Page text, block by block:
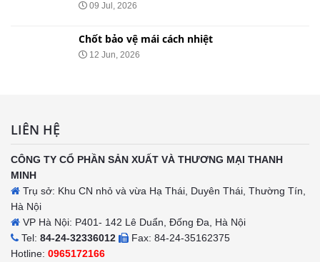
09 Jul, 2026
Chốt bảo vệ mái cách nhiệt
12 Jun, 2026
LIÊN HỆ
CÔNG TY CỔ PHẦN SẢN XUẤT VÀ THƯƠNG MẠI THANH
MINH
Trụ sở: Khu CN nhỏ và vừa Hạ Thái, Duyên Thái, Thường Tín,
Hà Nội
VP Hà Nội: P401- 142 Lê Duẩn, Đống Đa, Hà Nội
Tel: 84-24-32336012
Fax: 84-24-35162375
Hotline: 0965172166